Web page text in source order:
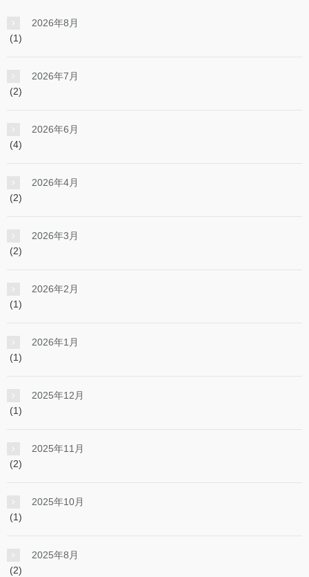
2026年8月
(1)
2026年7月
(2)
2026年6月
(4)
2026年4月
(2)
2026年3月
(2)
2026年2月
(1)
2026年1月
(1)
2025年12月
(1)
2025年11月
(2)
2025年10月
(1)
2025年8月
(2)